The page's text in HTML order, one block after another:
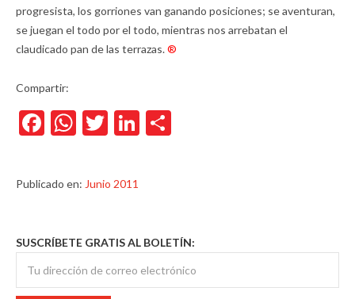
progresista, los gorriones van ganando posiciones; se aventuran,
se juegan el todo por el todo, mientras nos arrebatan el
claudicado pan de las terrazas.®
Compartir:
Facebook
WhatsApp
TwitterLinkedIn
Publicado en: Junio 2011
SUSCRÍBETE GRATIS AL BOLETÍN: